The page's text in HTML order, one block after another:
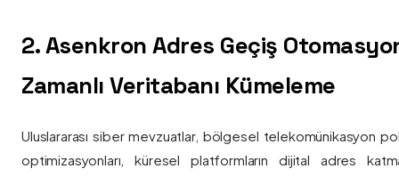
2. Asenkron Adres Geçiş
Zamanlı Veritabanı Kümeleme
Uluslararası siber mevzuatlar, bölgesel telekomünikasyon
optimizasyonları, küresel platformların dijital adres